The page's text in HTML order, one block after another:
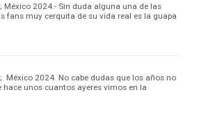
México 2024.- Sin duda alguna una de las
fans muy cerquita de su vida real es la guapa
México 2024. No cabe dudas que los años no
unos cuantos ayeres vimos en la